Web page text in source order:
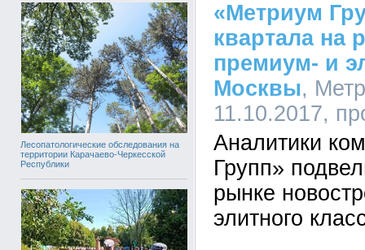
Лесопатологические обследования на
территории Карачаево-Черкесской
Республики
«Метриум
квартала на
премиум- и
Москвы,
11.10.2017,
Аналитики
Групп»
рынке
элитного